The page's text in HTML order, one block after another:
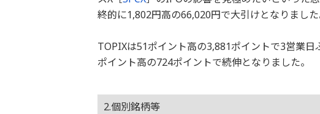
終的に1,802円高の66,020円で大引けとなりました
TOPIXは51ポイント高の3,881ポイントで3営業
ポイント高の724ポイントで続伸となりました。
2.個別銘柄等